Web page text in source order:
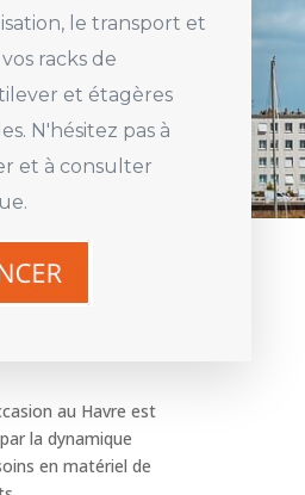
le transport et
racks de
et étagères
N'hésitez pas à
et à consulter
au Havre est
la dynamique
en matériel de